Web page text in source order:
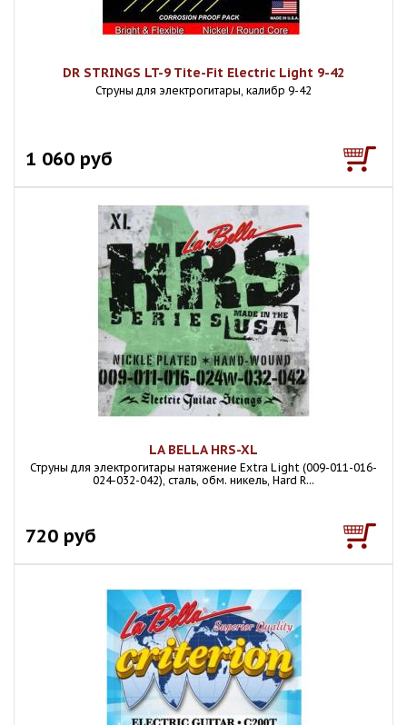
DR STRINGS LT-9 Tite-Fit Electric Light 9-42
Струны для электрогитары, калибр 9-42
1 060 руб
LA BELLA HRS-XL
Струны для электрогитары натяжение Extra Light (009-011-016-
024-032-042), сталь, обм. никель, Hard R...
720 руб